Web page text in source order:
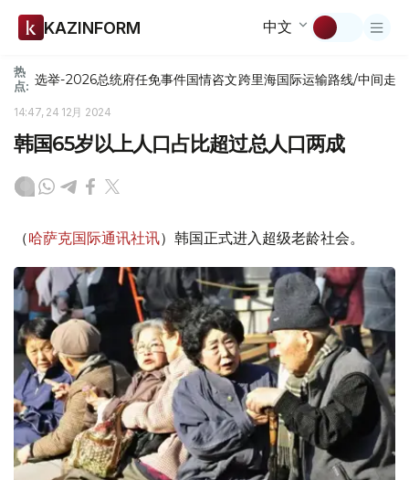
KAZINFORM 中文
热
点: 选举-2026总统府任免事件国情咨文跨里海国际运输路线/中间走廊
14:47, 24 12月 2024
韩国65岁以上人口占比超过总人口两成
（哈萨克国际通讯社讯）韩国正式进入超级老龄社会。